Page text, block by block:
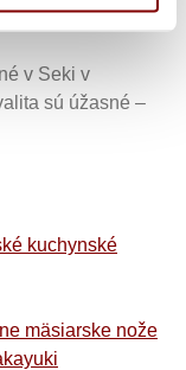
vo výrobných
v Seki v
sú úžasné –
kuchynské
mäsiarske nože